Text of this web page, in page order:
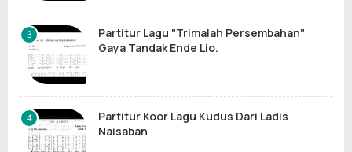
Partitur Lagu "Trimalah Persembahan"
Gaya Tandak Ende Lio.
Partitur Koor Lagu Kudus Dari Ladis
Naisaban